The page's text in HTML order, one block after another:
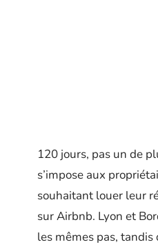
120 jours, pas un de
s’impose aux
souhaitant louer leur
sur Airbnb. Lyon et
les mêmes pas, tandis